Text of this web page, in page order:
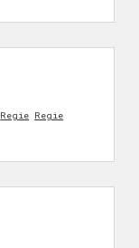
Regie Regie